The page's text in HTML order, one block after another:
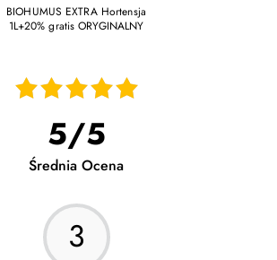
BIOHUMUS EXTRA Hortensja
1L+20% gratis ORYGINALNY
5/5
Średnia Ocena
3